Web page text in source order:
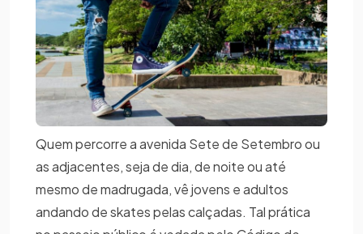
Quem percorre a avenida Sete de Setembro ou
as adjacentes, seja de dia, de noite ou até
mesmo de madrugada, vê jovens e adultos
andando de skates pelas calçadas. Tal prática